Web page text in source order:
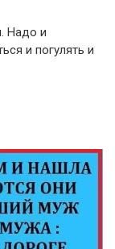
Надо и
и погулять и